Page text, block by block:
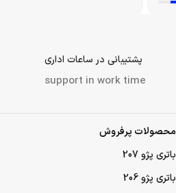
پشتیبانی در ساعات اداری
support in work time
محصولات پرفروش
باتری پژو 207
باتری پژو 206